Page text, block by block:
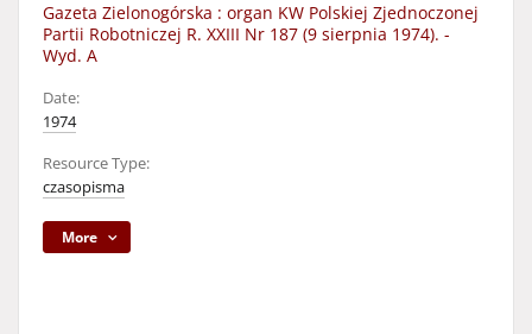
Gazeta Zielonogórska : organ KW Polskiej Zjednoczonej
Partii Robotniczej R. XXIII Nr 187 (9 sierpnia 1974). -
Wyd. A
Date:
1974
Resource Type:
czasopisma
More